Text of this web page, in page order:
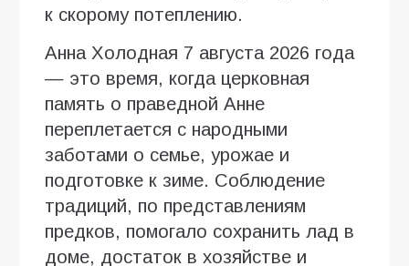
к скорому потеплению.
Анна Холодная 7 августа 2026 года
— это время, когда церковная
память о праведной Анне
переплетается с народными
заботами о семье, урожае и
подготовке к зиме. Соблюдение
традиций, по представлениям
предков, помогало сохранить лад в
доме, достаток в хозяйстве и